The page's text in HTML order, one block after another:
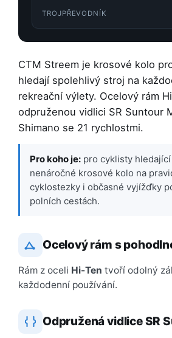
TROJPŘEVODNÍK
CTM Streem je krosové kolo
hledají spolehlivý stroj na
rekreační výlety. Ocelový rám
odpruženou vidlici SR Suntour
Shimano se 21 rychlostmi.
Pro koho je: pro cyklisty
nenáročné krosové kolo na
cyklostezky i občasné vyjížďky
polních cestách.
Ocelový rám s
Rám z oceli Hi-Ten tvoří odolný
každodenní používání.
Odpružená vidlice SR